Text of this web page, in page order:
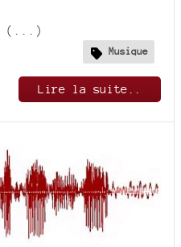
(...)
Musique
Lire la suite..